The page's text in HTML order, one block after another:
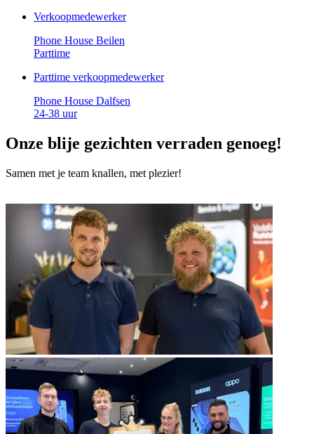
Verkoopmedewerker
Phone House Beilen
Parttime
Parttime verkoopmedewerker
Phone House Dalfsen
24-38 uur
Onze blije gezichten verraden genoeg!
Samen met je team knallen, met plezier!